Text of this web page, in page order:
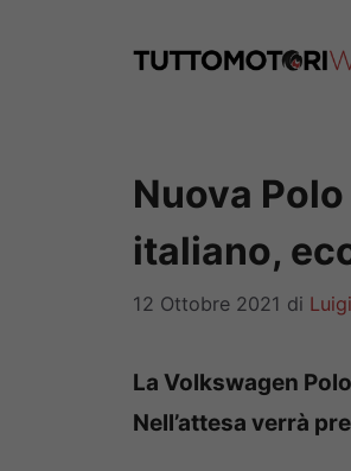
Nuova
italiano,
12 Ottobre 2021 di
La Volkswagen
Nell’attesa verrà